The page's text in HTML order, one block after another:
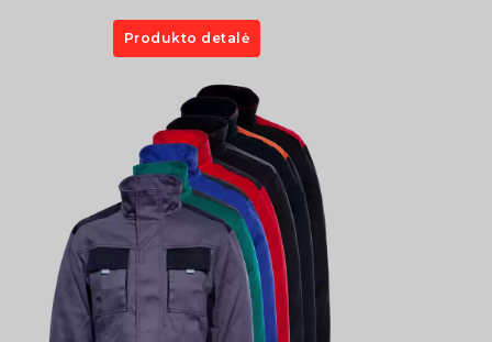
Produkto detalė